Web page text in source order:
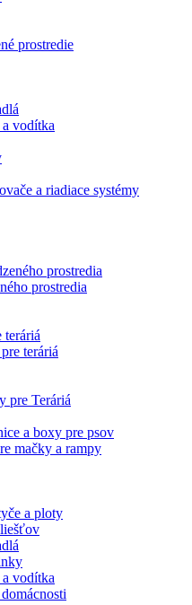
prostredie
vodítka
a riadiace systémy
prostredia
prostredia
teráriá
teráriá
pre Teráriá
a boxy pre psov
mačky a rampy
a ploty
vodítka